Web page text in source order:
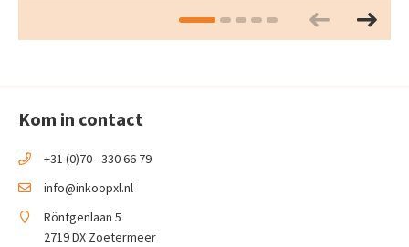
Kom in contact
+31 (0)70 - 330 66 79
info@inkoopxl.nl
Röntgenlaan 5
2719 DX Zoetermeer